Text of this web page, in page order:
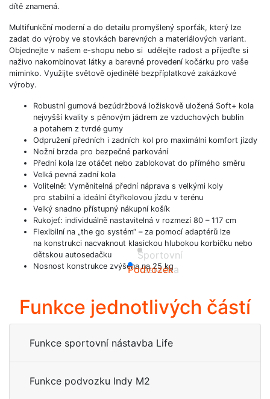
dítě znamená.
Multifunkční moderní a do detailu promyšlený sporťák, který lze
zadat do výroby ve stovkách barevných a materiálových variant.
Objednejte v našem e-shopu nebo si udělejte radost a přijeďte si
naživo nakombinovat látky a barevné provedení kočárku pro vaše
miminko. Využijte světově ojedinělé bezpříplatkové zakázkové
výroby.
Podvozek
Sportovní
nástavba
Robustní gumová bezúdržbová ložiskově uložená Soft+ kola
nejvyšší kvality s pěnovým jádrem ze vzduchových bublin
a potahem z tvrdé gumy
Odpružení předních i zadních kol pro maximální komfort jízdy
Nožní brzda pro bezpečné parkování
Přední kola lze otáčet nebo zablokovat do přímého směru
Velká pevná zadní kola
Volitelně: Vyměnitelná přední náprava s velkými koly
pro stabilní a ideální čtyřkolovou jízdu v terénu
Velký snadno přístupný nákupní košík
Rukojeť: individuálně nastavitelná v rozmezí 80 – 117 cm
Flexibilní na „the go systém“ – za pomocí adaptérů lze
na konstrukci nacvaknout klasickou hlubokou korbičku nebo
dětskou autosedačku
Nosnost konstrukce zvýšena na 25 kg
Funkce jednotlivých částí
Funkce sportovní nástavba Life
Funkce podvozku Indy M2